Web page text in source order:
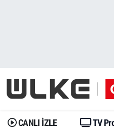
CANLI İZLE TV
Gündem
Dünya
Gündem
Trend
İstanbul Namaz
Trafik Durumu